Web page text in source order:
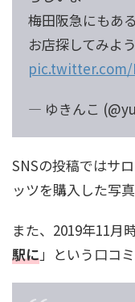
梅田阪急にもあ
お店探してみよ
pic.twitter.com/
— ゆきんこ
SNSの投稿ではサ
ッツを購入した写
また、2019年11月
駅に」という口コ